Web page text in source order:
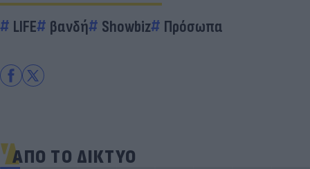
LIFE βανδή Showbiz Πρόσωπα
ΑΠΟ ΤΟ ΔΙΚΤΥΟ